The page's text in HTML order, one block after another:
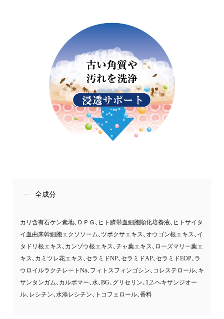
全成分
カリ含有石ケン素地、ＤＰＧ、ヒト臍帯血細胞順化培養液、ヒトサイタ
イ血由来幹細胞エクソソーム、ツボクサエキス、オウゴン根エキス、イ
タドリ根エキス、カンゾウ根エキス、チャ葉エキス、ローズマリー葉エ
キス、カミツレ花エキス、セラミドNP、セラミドAP、セラミドEOP、ラ
ウロイルラクチレートNa、フィトスフィンゴシン、コレステロール、キ
サンタンガム、カルボマー、水、BG、グリセリン、1,2-ヘキサンジオー
ル、レシチン、水添レシチン、トコフェロール、香料